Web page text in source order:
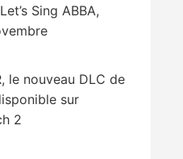
Sing ABBA,
le nouveau DLC de
sur
2